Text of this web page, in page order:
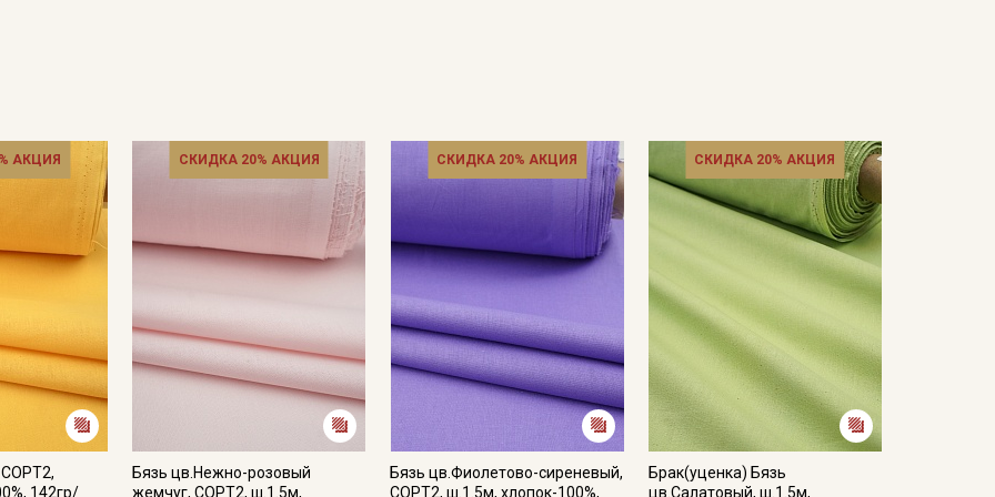
АКЦИЯ
142гр/
СКИДКА 20% АКЦИЯ
Бязь цв.Нежно-розовый
жемчуг, СОРТ2, ш.1.5м,
СКИДКА 20% АКЦИЯ
Бязь цв.Фиолетово-сиреневый,
СОРТ2, ш.1.5м, хлопок-100%,
СКИДКА 20% АКЦИЯ
Брак(уценка) Бязь
цв.Салатовый, ш.1.5м,
Секретная рассылка от
Мы публикуем здесь дополнительные
промокоды и скидки до 30% на узкие
категории тканей
Электронная почта